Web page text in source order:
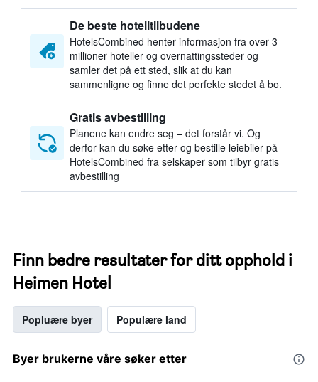
De beste hotelltilbudene
HotelsCombined henter informasjon fra over 3
millioner hoteller og overnattingssteder og
samler det på ett sted, slik at du kan
sammenligne og finne det perfekte stedet å bo.
Gratis avbestilling
Planene kan endre seg – det forstår vi. Og
derfor kan du søke etter og bestille leiebiler på
HotelsCombined fra selskaper som tilbyr gratis
avbestilling
Finn bedre resultater for ditt opphold i
Heimen Hotel
Popluære byer Populære land
Byer brukerne våre søker etter